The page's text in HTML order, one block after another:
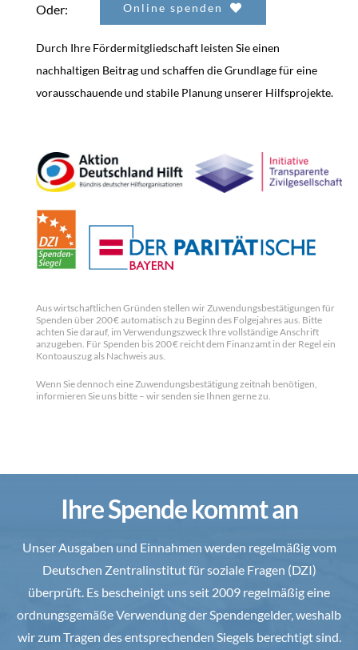
Oder: Online spenden
Durch Ihre Fördermitgliedschaft leisten Sie einen
nachhaltigen Beitrag und schaffen die Grundlage für eine
vorausschauende und stabile Planung unserer Hilfsprojekte.
Aus wirtschaftlichen Gründen stellen wir Zuwendungsbestätigungen für
Spenden über 200 € automatisch zu Beginn des Folgejahres aus. Bitte
achten Sie darauf, im Verwendungszweck Ihre vollständige Anschrift
anzugeben. Für Spenden bis 200 € reicht dem Finanzamt in der Regel ein
Kontoauszug als Nachweis aus.
Wenn Sie dennoch eine Zuwendungsbestätigung zeitnah benötigen,
informieren Sie uns bitte – wir senden sie Ihnen gerne zu.
Ihre Spende kommt an
Unser Ausgaben und Einnahmen werden regelmäßig vom
Deutschen Zentralinstitut für soziale Fragen (DZI)
überprüft. Es bescheinigt uns seit 2009 regelmäßig eine
ordnungsgemäße Verwendung der Spendengelder, weshalb
wir zum Tragen des entsprechenden Siegels berechtigt sind.